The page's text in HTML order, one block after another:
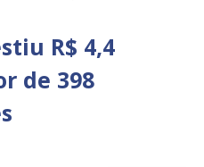
R$ 4,4
de 398